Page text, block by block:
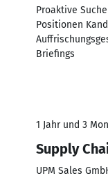
Proaktive
Positionen
Briefings
1 Jahr und 3
Supply
UPM Sales